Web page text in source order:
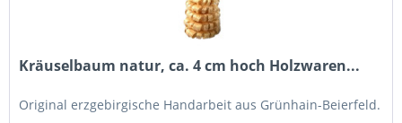
Kräuselbaum natur, ca. 4 cm hoch Holzwaren...
Original erzgebirgische Handarbeit aus Grünhain-Beierfeld.